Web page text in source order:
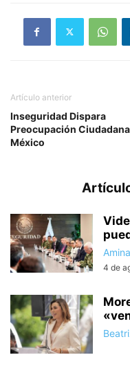
Artículo anterior
Inseguridad Dispara
Preocupación
México
4 de